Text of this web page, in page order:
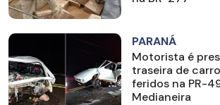
PARANÁ
Motorista é
traseira de
feridos na PR-
Medianeira